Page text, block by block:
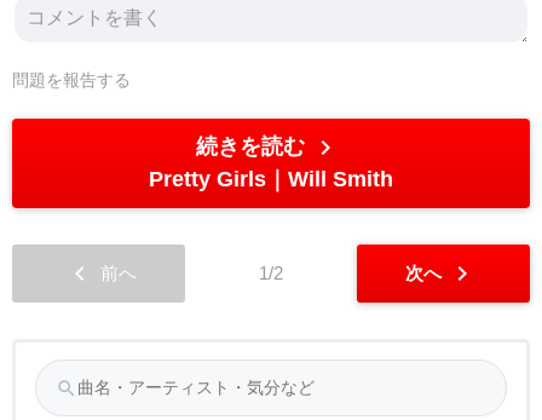
問題を報告する
続きを読む chevron_right
Pretty Girls Will Smith
chevron_left 前へ 1/2 次へ chevron_right
search